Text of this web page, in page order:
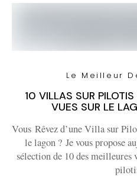
Le Meilleur
10 VILLAS SUR
VUES SUR LE
Vous Rêvez d’une Villa sur
le lagon ? Je vous propose
sélection de 10 des